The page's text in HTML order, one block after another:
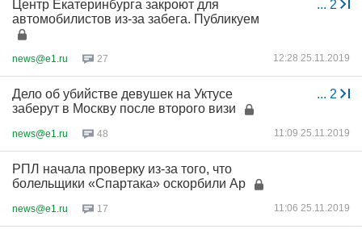
... 2
Центр Екатеринбурга закроют для
автомобилистов из-за забега. Публикуем
news@e1.ru 27 12:28 25.11.2019
... 2
Дело об убийстве девушек на Уктусе
заберут в Москву после второго визи
news@e1.ru 48 11:09 25.11.2019
РПЛ начала проверку из-за того, что
болельщики «Спартака» оскорбили Ар
news@e1.ru 17 11:06 25.11.2019